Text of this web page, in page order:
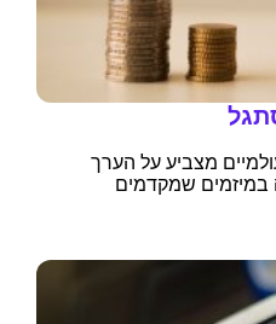
מצביע על הערך
במיזמים שמקדמים